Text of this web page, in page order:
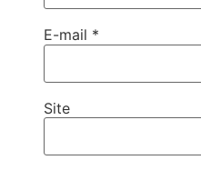
E-mail *
Site